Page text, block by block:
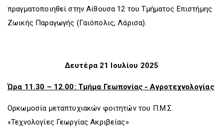
πραγματοποιηθεί στην Αίθουσα 12 του Τμήματος Επιστήμης
Ζωικής Παραγωγής (Γαιόπολις, Λάρισα).
Δευτέρα 21 Ιουλίου 2025
Ώρα 11.30 – 12.00: Τμήμα Γεωπονίας ‐ Αγροτεχνολογίας
Ορκωμοσία μεταπτυχιακών φοιτητών του Π.Μ.Σ.
«Τεχνολογίες Γεωργίας Ακριβείας»